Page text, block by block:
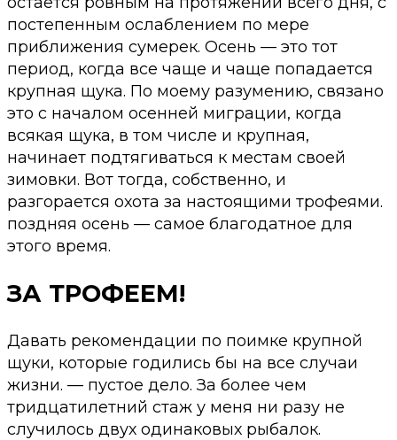
постепенным ослаблением по мере
приближения сумерек. Осень — это тот
период, когда все чаще и чаще попадается
крупная щука. По моему разумению, связано
это с началом осенней миграции, когда
всякая щука, в том числе и крупная,
начинает подтягиваться к местам своей
зимовки. Вот тогда, собственно, и
разгорается охота за настоящими трофеями.
поздняя осень — самое благодатное для
этого время.
ЗА ТРОФЕЕМ!
Давать рекомендации по поимке крупной
щуки, которые годились бы на все случаи
жизни. — пустое дело. За более чем
тридцатилетний стаж у меня ни разу не
случилось двух одинаковых рыбалок.